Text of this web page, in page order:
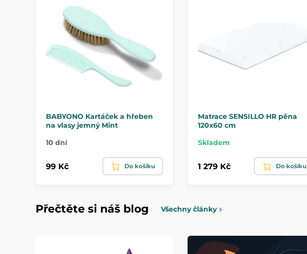
BABYONO Kartáček a hřeben
na vlasy jemný Mint
10 dní
99 Kč Do košíku
Matrace SENSILLO HR pěna
120x60 cm
Skladem
1 279 Kč Do košíku
Přečtěte si náš blog Všechny články